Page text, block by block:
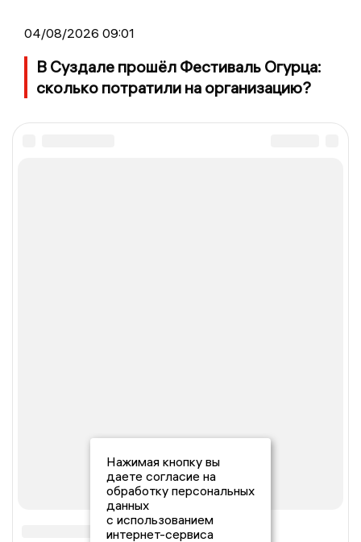
04/08/2026 09:01
В Суздале прошёл Фестиваль Огурца:
сколько потратили на организацию?
Нажимая кнопку вы
даете согласие на
обработку персональных
данных
с использованием
интернет-сервиса